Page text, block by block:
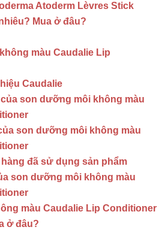
Atoderm Lèvres Stick
Mua ở đâu?
màu Caudalie Lip
Caudalie
son dưỡng môi không màu
son dưỡng môi không màu
đã sử dụng sản phẩm
son dưỡng môi không màu
màu Caudalie Lip Conditioner
ở đâu?